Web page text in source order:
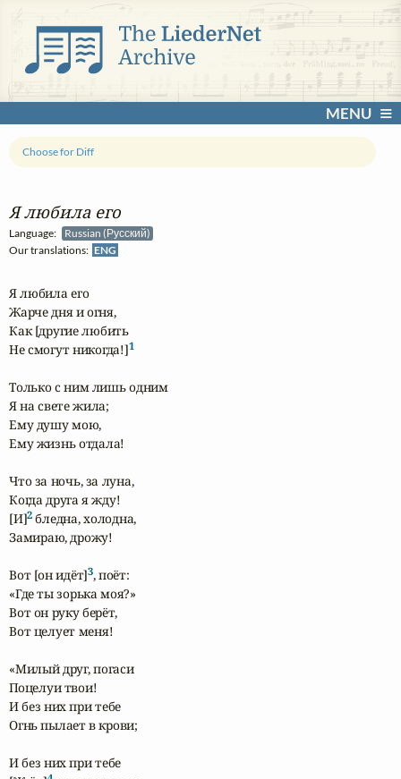
MENU
Я любила его
Language:
Russian (Русский)
Our translations: ENG
Choose for Diff
Я любила его
Жарче дня и огня,
Как [другие любить
Не смогут никогда!]1
Только с ним лишь одним
Я на свете жила;
Ему душу мою,
Ему жизнь отдала!
Что за ночь, за луна,
Когда друга я жду!
[И]2 бледна, холодна,
Замираю, дрожу!
Вот [он идёт]3, поёт:
«Где ты зорька моя?»
Вот он руку берёт,
Вот целует меня!
«Милый друг, погаси
Поцелуи твои!
И без них при тебе
Огнь пылает в крови;
И без них при тебе